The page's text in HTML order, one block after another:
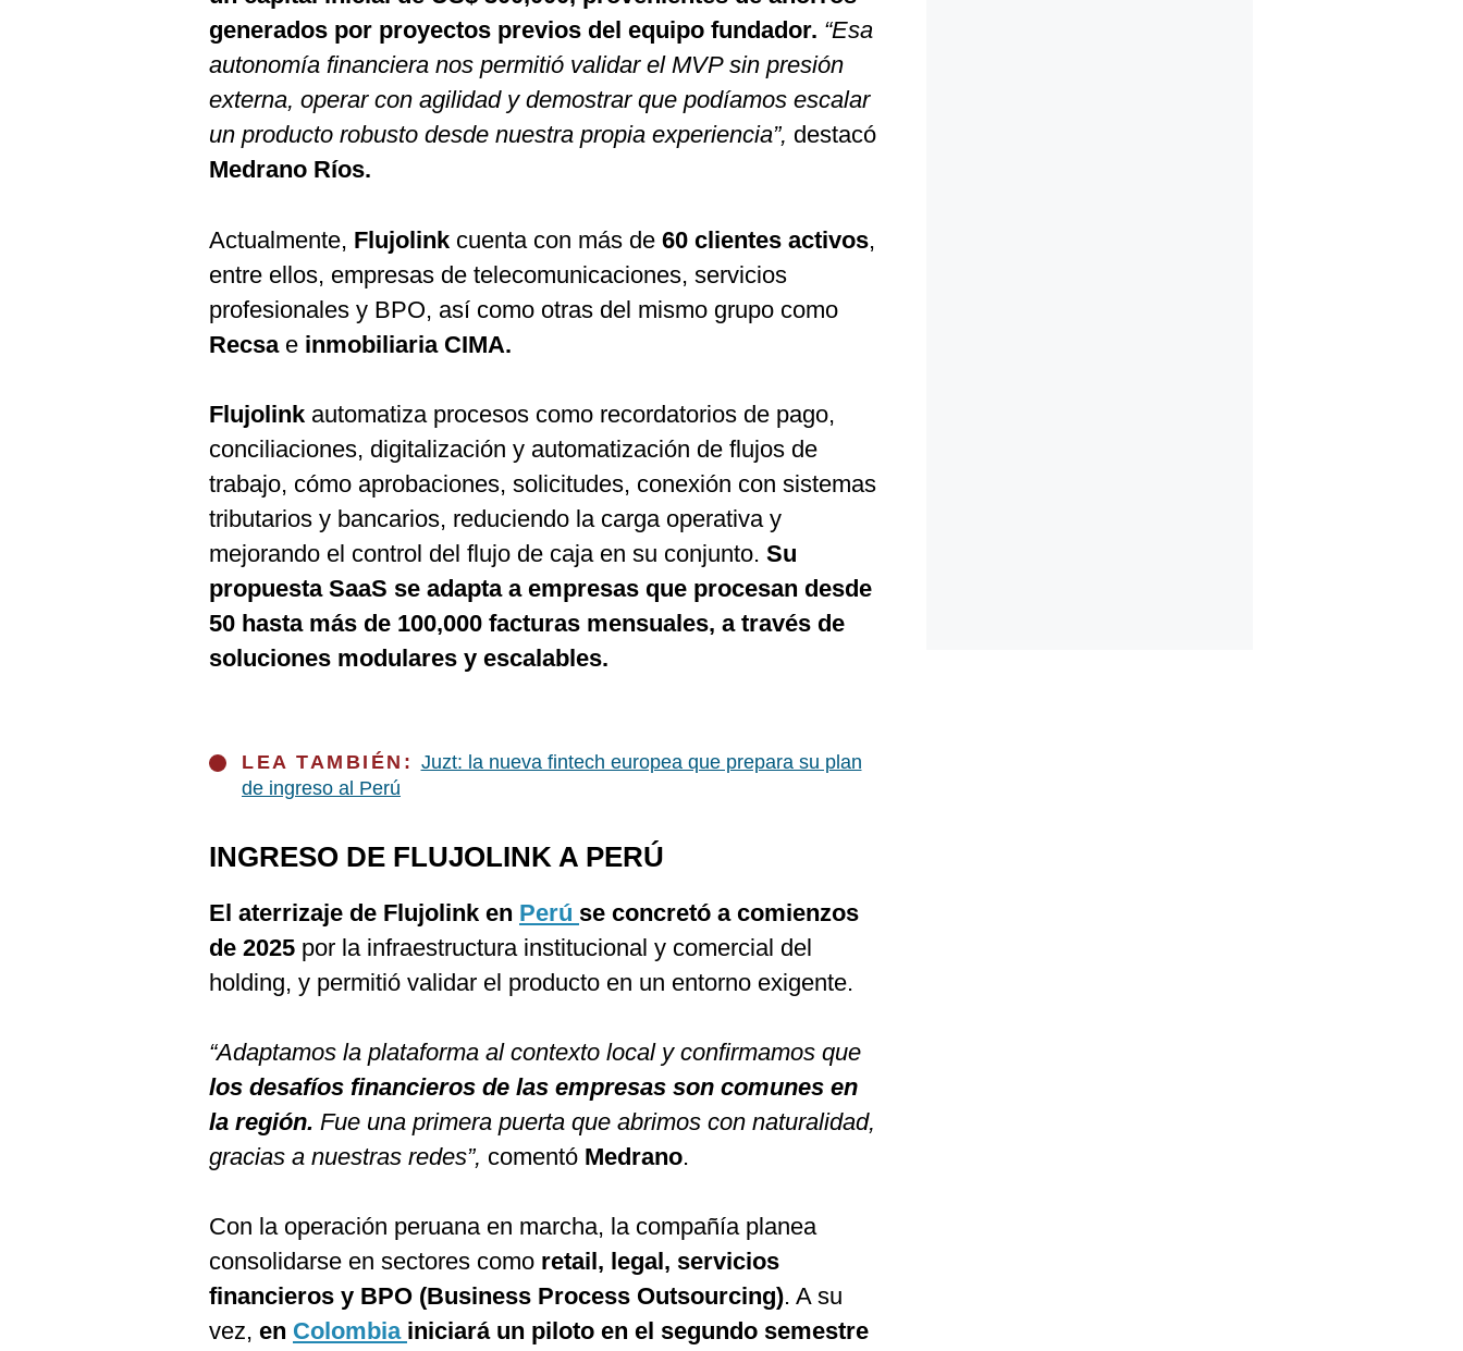
generados por proyectos previos del equipo fundador. “Esa
autonomía financiera nos permitió validar el MVP sin presión
externa, operar con agilidad y demostrar que podíamos escalar
un producto robusto desde nuestra propia experiencia”, destacó
Medrano Ríos.
Actualmente, Flujolink cuenta con más de 60 clientes activos,
entre ellos, empresas de telecomunicaciones, servicios
profesionales y BPO, así como otras del mismo grupo como
Recsa e inmobiliaria CIMA.
Flujolink automatiza procesos como recordatorios de pago,
conciliaciones, digitalización y automatización de flujos de
trabajo, cómo aprobaciones, solicitudes, conexión con sistemas
tributarios y bancarios, reduciendo la carga operativa y
mejorando el control del flujo de caja en su conjunto. Su
propuesta SaaS se adapta a empresas que procesan desde
50 hasta más de 100,000 facturas mensuales, a través de
soluciones modulares y escalables.
LEA TAMBIÉN: Juzt: la nueva fintech europea que prepara su plan
de ingreso al Perú
INGRESO DE FLUJOLINK A PERÚ
El aterrizaje de Flujolink en Perú se concretó a comienzos
de 2025 por la infraestructura institucional y comercial del
holding, y permitió validar el producto en un entorno exigente.
“Adaptamos la plataforma al contexto local y confirmamos que
los desafíos financieros de las empresas son comunes en
la región. Fue una primera puerta que abrimos con naturalidad,
gracias a nuestras redes”, comentó Medrano.
Con la operación peruana en marcha, la compañía planea
consolidarse en sectores como retail, legal, servicios
financieros y BPO (Business Process Outsourcing). A su
vez, en Colombia iniciará un piloto en el segundo semestre